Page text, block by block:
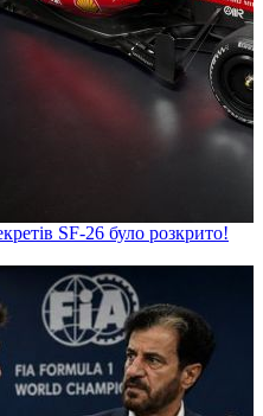
SF-26 було розкрито!